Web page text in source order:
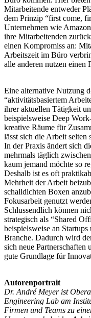
Mitarbeitende entweder
dem Prinzip “first come,
Unternehmen wie
ihre Mitarbeitenden
einen Kompromiss an:
Arbeitszeit im Büro
alle anderen nutzen einen
Eine alternative Nutzung
“aktivitätsbasiertem
ihrer aktuellen Tätigkeit
beispielsweise Deep
kreative Räume für
lässt sich die Arbeit
In der Praxis ändert sich
mehrmals täglich
kaum jemand möchte so
Deshalb ist es oft
Mehrheit der Arbeit
schalldichten Boxen
Fokusarbeit genutzt
Schlussendlich können
strategisch als “Shared
beispielsweise an
Branche. Dadurch wird
sich neue
gute Grundlage für
Autorenportrait
Dr. André Meyer ist
Engineering Lab am
Firmen und Teams zu